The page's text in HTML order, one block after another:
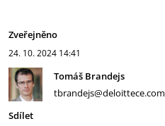
Zveřejněno
24. 10. 2024 14:41
Tomáš Brandejs
tbrandejs@deloittece.com
Sdílet